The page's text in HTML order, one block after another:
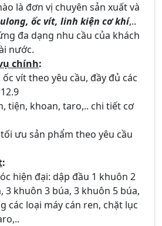
là đơn vị chuyên sản xuất và
ốc vít, linh kiện cơ khí,..
đa dạng nhu cầu của khách
nước.
chính:
vít theo yêu cầu, đầy đủ các
tiện, khoan, taro,.. chi tiết cơ
ưu sản phẩm theo yêu cầu
:
hiện đại: dập đầu 1 khuôn 2
3 khuôn 3 búa, 3 khuôn 5 búa,
các loại máy cán ren, chặt lục